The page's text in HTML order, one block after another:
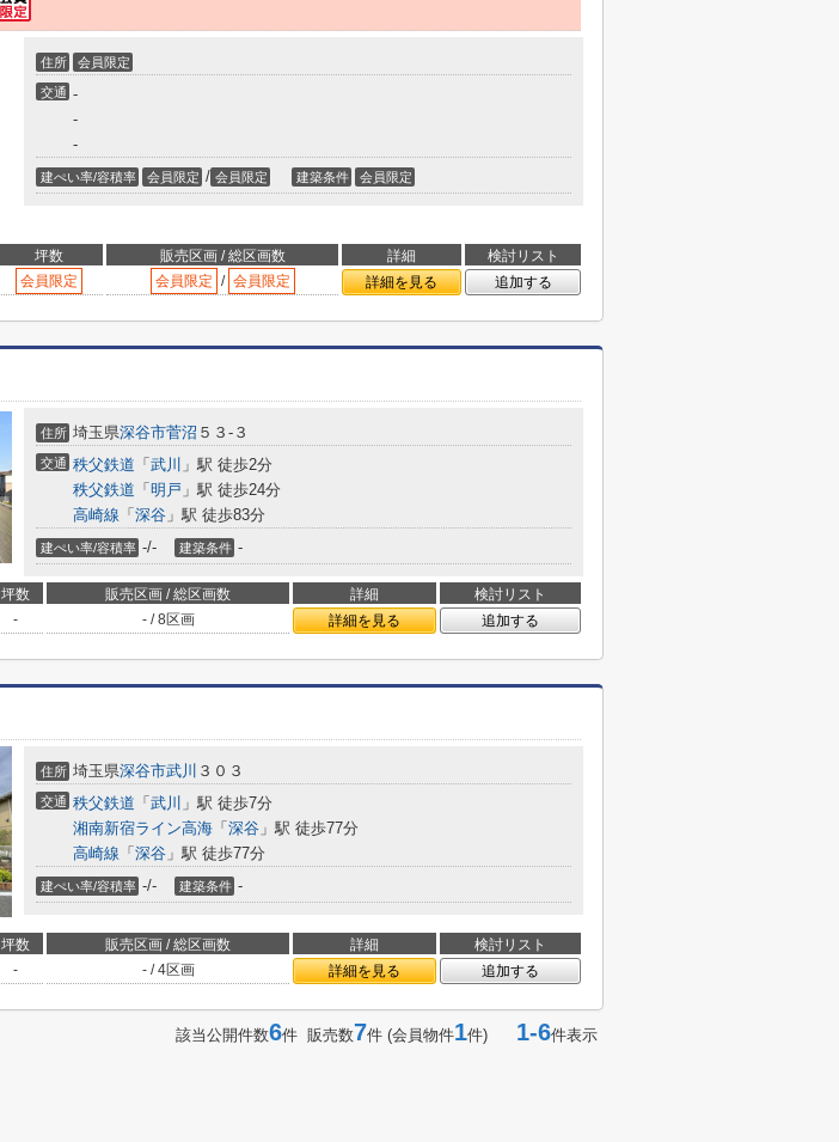
住所 会員限定
交通 -
-
-
建ぺい率/容積率 会員限定 / 会員限定 建築条件 会員限定
坪数 販売区画 / 総区画数 詳細
検討リスト
会員限定 会員限定 / 会員限定 詳細を見る 追加する
住所 埼玉県深谷市菅沼 ５３-３
交通 秩父鉄道 「 武川 」駅 徒歩2分
秩父鉄道 「 明戸 」駅 徒歩24分
高崎線 「 深谷 」駅 徒歩83分
建ぺい率/容積率 -/- 建築条件 -
坪数 販売区画 / 総区画数 詳細
検討リスト
- - / 8区画 詳細を見る 追加する
住所 埼玉県深谷市武川 ３０３
交通 秩父鉄道 「 武川 」駅 徒歩7分
湘南新宿ライン高海 「 深谷 」駅 徒歩77分
高崎線 「 深谷 」駅 徒歩77分
建ぺい率/容積率 -/- 建築条件 -
坪数 販売区画 / 総区画数 詳細
検討リスト
- - / 4区画 詳細を見る 追加する
該当公開件数6件 販売数7件 (会員物件1件) 1-6件表示